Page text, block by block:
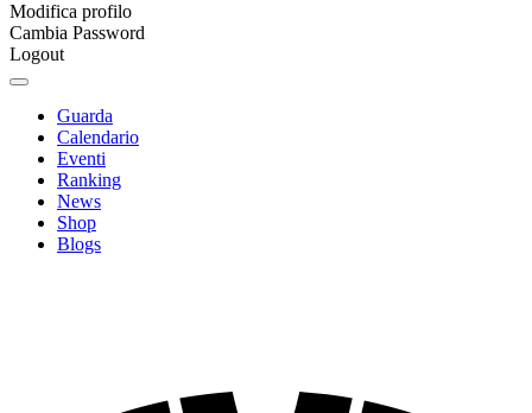
Modifica profilo
Cambia Password
Logout
Guarda
Calendario
Eventi
Ranking
News
Shop
Blogs